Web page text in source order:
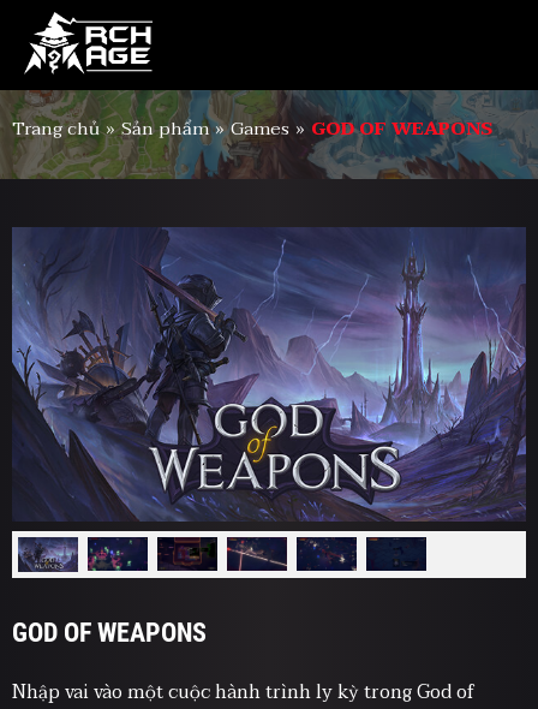
Trang chủ»Sản phẩm»Games » GOD OF WEAPONS
GOD OF WEAPONS
Nhập vai vào một cuộc hành trình ly kỳ trong God of